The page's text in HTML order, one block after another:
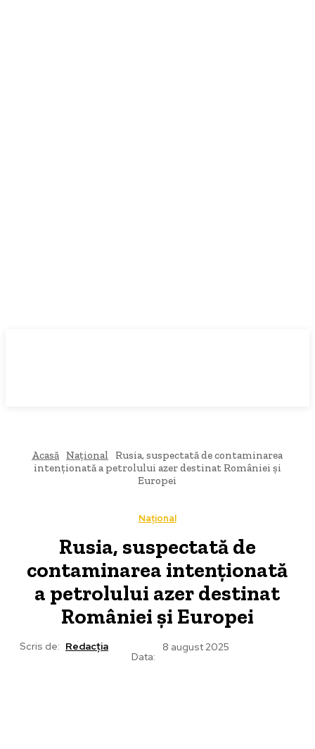
Acasă Național
Rusia, suspectată de contaminarea
intenționată a petrolului azer destinat României și
Europei
Național
Rusia, suspectată de
contaminarea intenționată
a petrolului azer destinat
României și Europei
Scris de: Redacția
Data:
8 august 2025